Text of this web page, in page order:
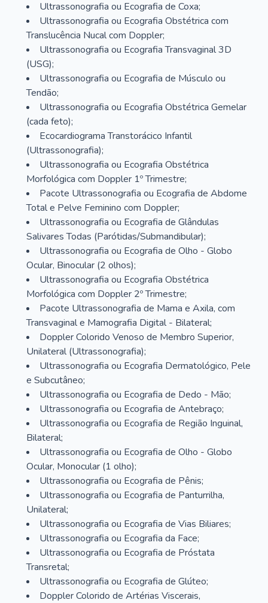
Ultrassonografia ou Ecografia de Coxa;
Ultrassonografia ou Ecografia Obstétrica com
Translucência Nucal com Doppler;
Ultrassonografia ou Ecografia Transvaginal 3D
(USG);
Ultrassonografia ou Ecografia de Músculo ou
Tendão;
Ultrassonografia ou Ecografia Obstétrica Gemelar
(cada feto);
Ecocardiograma Transtorácico Infantil
(Ultrassonografia);
Ultrassonografia ou Ecografia Obstétrica
Morfológica com Doppler 1º Trimestre;
Pacote Ultrassonografia ou Ecografia de Abdome
Total e Pelve Feminino com Doppler;
Ultrassonografia ou Ecografia de Glândulas
Salivares Todas (Parótidas/Submandibular);
Ultrassonografia ou Ecografia de Olho - Globo
Ocular, Binocular (2 olhos);
Ultrassonografia ou Ecografia Obstétrica
Morfológica com Doppler 2º Trimestre;
Pacote Ultrassonografia de Mama e Axila, com
Transvaginal e Mamografia Digital - Bilateral;
Doppler Colorido Venoso de Membro Superior,
Unilateral (Ultrassonografia);
Ultrassonografia ou Ecografia Dermatológico, Pele
e Subcutâneo;
Ultrassonografia ou Ecografia de Dedo - Mão;
Ultrassonografia ou Ecografia de Antebraço;
Ultrassonografia ou Ecografia de Região Inguinal,
Bilateral;
Ultrassonografia ou Ecografia de Olho - Globo
Ocular, Monocular (1 olho);
Ultrassonografia ou Ecografia de Pênis;
Ultrassonografia ou Ecografia de Panturrilha,
Unilateral;
Ultrassonografia ou Ecografia de Vias Biliares;
Ultrassonografia ou Ecografia da Face;
Ultrassonografia ou Ecografia de Próstata
Transretal;
Ultrassonografia ou Ecografia de Glúteo;
Doppler Colorido de Artérias Viscerais,